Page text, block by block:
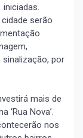
serão
por
mais de
‘Rua Nova’.
nos